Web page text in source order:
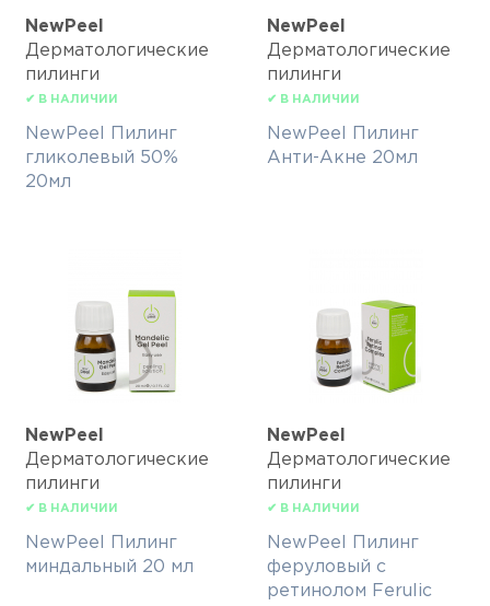
NewPeel
Дерматологические
пилинги
✔ В НАЛИЧИИ
NewPeel Пилинг
гликолевый 50%
20мл
NewPeel
Дерматологические
пилинги
✔ В НАЛИЧИИ
NewPeel Пилинг
Анти-Акне 20мл
NewPeel
Дерматологические
пилинги
✔ В НАЛИЧИИ
NewPeel Пилинг
миндальный 20 мл
NewPeel
Дерматологические
пилинги
✔ В НАЛИЧИИ
NewPeel Пилинг
феруловый с
ретинолом Ferulic